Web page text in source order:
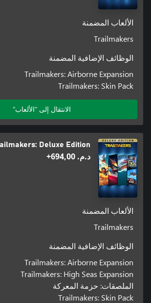
الألعاب المضمنة
Trailmakers
الوظائف الإضافية المضمنة
Trailmakers: Airborne Expansion
Trailmakers: Skin Pack
الانتقال إلى "الألعاب"
Deluxe Edition
د.م.‏ 694,00+
الألعاب المضمنة
Trailmakers
الوظائف الإضافية المضمنة
Trailmakers: Airborne Expansion
Trailmakers: High Seas Expansion
الملصقات: حزمة المعركة
Trailmakers: Skin Pack